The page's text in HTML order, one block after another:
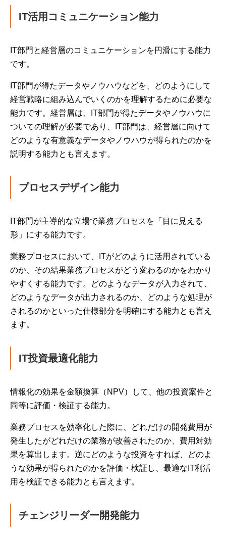
IT活用コミュニケーション能力
IT部門と経営層のコミュニケーションを円滑にする能力
です。
IT部門が得たデータやノウハウなどを、どのようにして
経営戦略に組み込んでいくのかを理解するために必要な
能力です。経営層は、IT部門が得たデータやノウハウに
ついての理解が必要であり、IT部門は、経営層に向けて
どのような有意義なデータやノウハウが得られたのかを
説明する能力とも言えます。
プロセスデザイン能力
IT部門が主導的な立場で業務プロセスを「目に見える
形」にする能力です。
業務プロセスにおいて、ITがどのように活用されている
のか、その結果業務プロセスがどう変わるのかをわかり
やすくする能力です。どのようなデータが入力されて、
どのようなデータが出力されるのか、どのような処理が
されるのかといった仕様部分を明確にする能力とも言え
ます。
IT投資最適化能力
情報化の効果を金額換算（NPV）して、他の投資案件と
同等に評価・検証する能力。
業務プロセスを効率化した際に、どれだけの開発費用が
発生したがどれだけの業務が改善されたのか、費用対効
果を算出します。逆にどのような投資をすれば、どのよ
うな効果が得られたのかを評価・検証し、最適なIT利活
用を検証できる能力とも言えます。
チェンジリーダー開発能力